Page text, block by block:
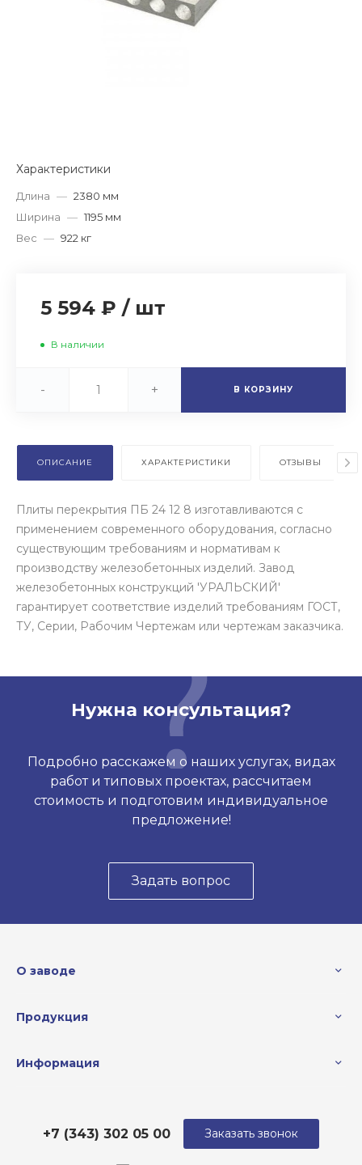
Характеристики
Длина — 2380 мм
Ширина — 1195 мм
Вес — 922 кг
5 594 ₽ / шт
В наличии
- + В КОРЗИНУ
ОПИСАНИЕ ХАРАКТЕРИСТИКИ ОТЗЫВЫ
Плиты перекрытия ПБ 24 12 8 изготавливаются с
применением современного оборудования, согласно
существующим требованиям и нормативам к
производству железобетонных изделий. Завод
железобетонных конструкций 'УРАЛЬСКИЙ'
гарантирует соответствие изделий требованиям ГОСТ,
ТУ, Серии, Рабочим Чертежам или чертежам заказчика.
Нужна консультация?
Подробно расскажем о наших услугах, видах
работ и типовых проектах, рассчитаем
стоимость и подготовим индивидуальное
предложение!
Задать вопрос
О заводе
Продукция
Информация
+7 (343) 302 05 00 Заказать звонок